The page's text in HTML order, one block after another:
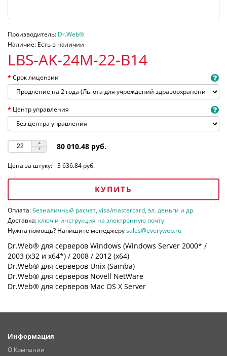
Производитель: Dr.Web®
Наличие: Есть в наличии
LBS-AK-24M-22-B14
Срок лицензии
Центр управления
80 010.48 руб.
Цена за штуку: 3 636.84 руб.
КУПИТЬ
Оплата:безналичный расчет, visa/mastercard, эл. деньги и др.
Доставка: ключ и инструкция на электронную почту.
Нужна помощь? Напишите менеджеруsales@everyweb.ru
Dr.Web® для серверов Windows (Windows Server 2000* /
2003 (х32 и х64*) / 2008 / 2012 (х64)
Dr.Web® для серверов Unix (Samba)
Dr.Web® для серверов Novell NetWare
Dr.Web® для серверов Mac OS X Server
Информация
О Компании